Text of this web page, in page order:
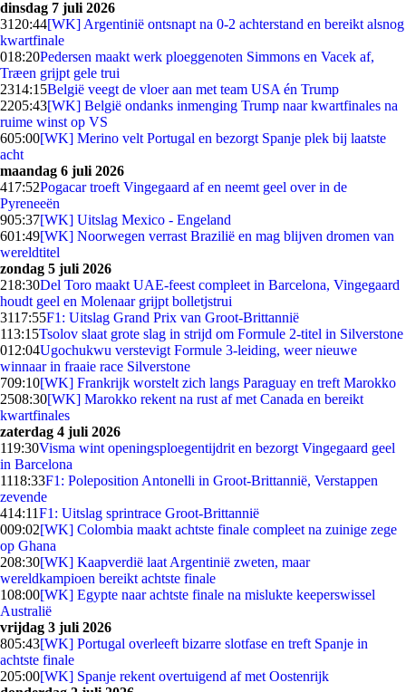
dinsdag 7 juli 2026
31 20:44[WK] Argentinië ontsnapt na 0-2 achterstand en bereikt alsnog
kwartfinale
018:20Pedersen maakt werk ploeggenoten Simmons en Vacek af,
Træen grijpt gele trui
2314:15België veegt de vloer aan met team USA én Trump
2205:43[WK] België ondanks inmenging Trump naar kwartfinales na
ruime winst op VS
605:00[WK] Merino velt Portugal en bezorgt Spanje plek bij laatste
acht
maandag 6 juli 2026
417:52Pogacar troeft Vingegaard af en neemt geel over in de
Pyreneeën
905:37[WK] Uitslag Mexico - Engeland
601:49[WK] Noorwegen verrast Brazilië en mag blijven dromen van
wereldtitel
zondag 5 juli 2026
218:30Del Toro maakt UAE-feest compleet in Barcelona, Vingegaard
houdt geel en Molenaar grijpt bolletjstrui
3117:55F1: Uitslag Grand Prix van Groot-Brittannië
113:15Tsolov slaat grote slag in strijd om Formule 2-titel in Silverstone
012:04Ugochukwu verstevigt Formule 3-leiding, weer nieuwe
winnaar in fraaie race Silverstone
709:10[WK] Frankrijk worstelt zich langs Paraguay en treft Marokko
2508:30[WK] Marokko rekent na rust af met Canada en bereikt
kwartfinales
zaterdag 4 juli 2026
119:30Visma wint openingsploegentijdrit en bezorgt Vingegaard geel
in Barcelona
1118:33F1: Poleposition Antonelli in Groot-Brittannië, Verstappen
zevende
414:11F1: Uitslag sprintrace Groot-Brittannië
009:02[WK] Colombia maakt achtste finale compleet na zuinige zege
op Ghana
208:30[WK] Kaapverdië laat Argentinië zweten, maar
wereldkampioen bereikt achtste finale
108:00[WK] Egypte naar achtste finale na mislukte keeperswissel
Australië
vrijdag 3 juli 2026
805:43[WK] Portugal overleeft bizarre slotfase en treft Spanje in
achtste finale
205:00[WK] Spanje rekent overtuigend af met Oostenrijk